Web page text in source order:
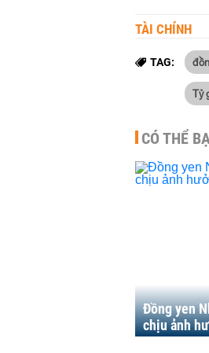
TÀI CHÍNH
TAG:
Tỷ
CÓ THỂ
Đồng yen
chịu ảnh